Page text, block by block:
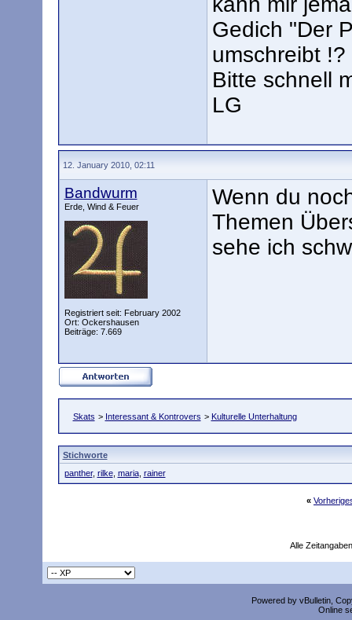
Gedich "Der
umschreibt !?
Bitte schnell
LG
12. January 2010, 02:11
Bandwurm
Erde, Wind & Feuer
Registriert seit: February 2002
Ort: Ockershausen
Beiträge: 7.669
Wenn du
Themen
sehe ich
Skats > Interessant & Kontrovers > Kulturelle Unterhaltung
Stichworte
panther, rilke, maria, rainer
«
Alle
Powered by vBulletin,
Online